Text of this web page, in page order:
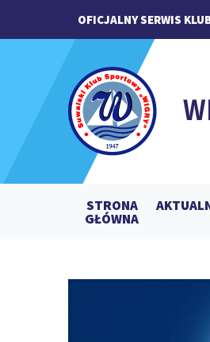
OFICJALNY SERWIS
STRONA
GŁÓWNA